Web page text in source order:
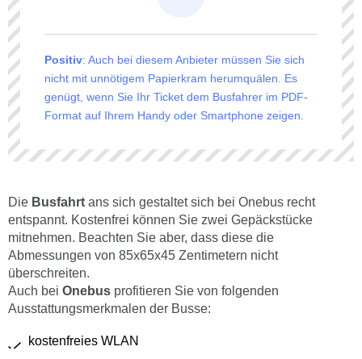
Positiv: Auch bei diesem Anbieter müssen Sie sich
nicht mit unnötigem Papierkram herumquälen. Es
genügt, wenn Sie Ihr Ticket dem Busfahrer im PDF-
Format auf Ihrem Handy oder Smartphone zeigen.
Die Busfahrt ans sich gestaltet sich bei Onebus recht
entspannt. Kostenfrei können Sie zwei Gepäckstücke
mitnehmen. Beachten Sie aber, dass diese die
Abmessungen von 85x65x45 Zentimetern nicht
überschreiten.
Auch bei Onebus profitieren Sie von folgenden
Ausstattungsmerkmalen der Busse:
kostenfreies WLAN